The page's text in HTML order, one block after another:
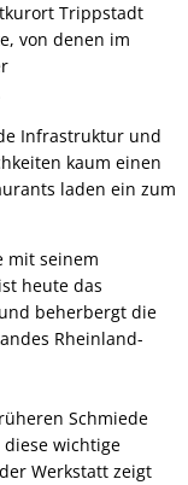
Trippstadt
von denen im
Infrastruktur und
kaum einen
laden ein zum
mit seinem
heute das
beherbergt die
Rheinland-
Schmiede
wichtige
Werkstatt zeigt